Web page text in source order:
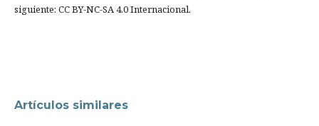
siguiente: CC BY-NC-SA 4.0 Internacional.
Artículos similares